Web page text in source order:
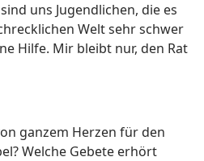
uns Jugendlichen, die es
Welt sehr schwer
Hilfe. Mir bleibt nur, den Rat
ganzem Herzen für den
Welche Gebete erhört